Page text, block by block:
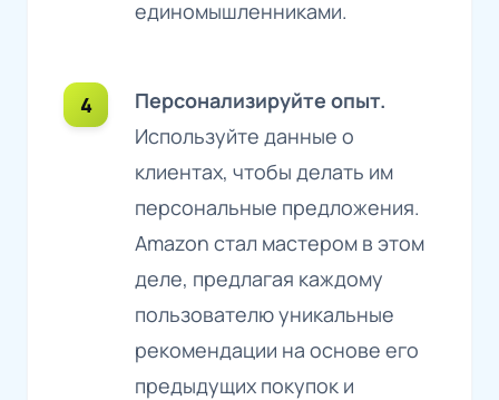
единомышленниками.
Персонализируйте опыт.
Используйте данные о
клиентах, чтобы делать им
персональные предложения.
Amazon стал мастером в этом
деле, предлагая каждому
пользователю уникальные
рекомендации на основе его
предыдущих покупок и